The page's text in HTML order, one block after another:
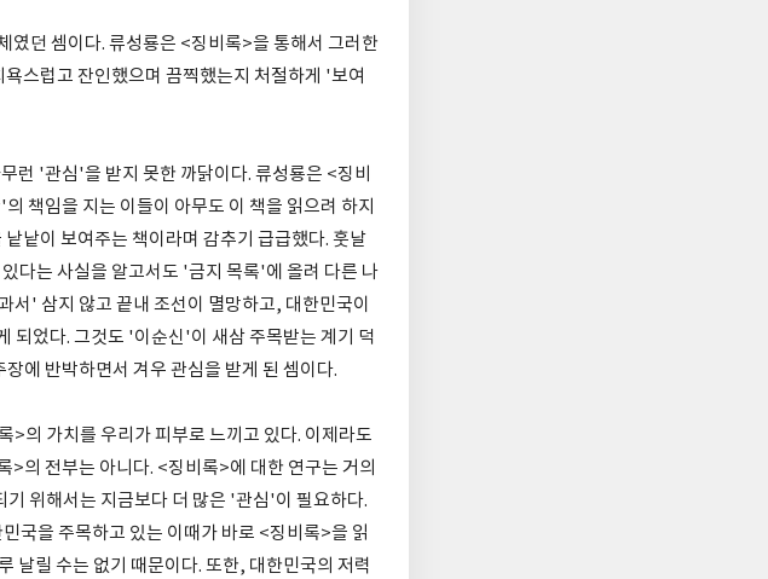
던 셈이다. 류성룡은 <징비록>을 통해서 그러한
스럽고 잔인했으며 끔찍했는지 처절하게 '보여
런 '관심'을 받지 못한 까닭이다. 류성룡은 <징비
책임을 지는 이들이 아무도 이 책을 읽으려 하지
낱이 보여주는 책이라며 감추기 급급했다. 훗날
다는 사실을 알고서도 '금지 목록'에 올려 다른 나
서' 삼지 않고 끝내 조선이 멸망하고, 대한민국이
되었다. 그것도 '이순신'이 새삼 주목받는 계기 덕
에 반박하면서 겨우 관심을 받게 된 셈이다.
>의 가치를 우리가 피부로 느끼고 있다. 이제라도
>의 전부는 아니다. <징비록>에 대한 연구는 거의
위해서는 지금보다 더 많은 '관심'이 필요하다.
국을 주목하고 있는 이때가 바로 <징비록>을 읽
날릴 수는 없기 때문이다. 또한, 대한민국의 저력